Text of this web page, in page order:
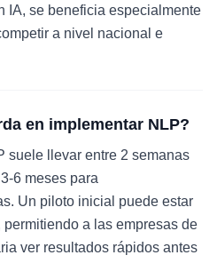
IA, se beneficia especialmente
a nivel nacional e
en implementar NLP?
suele llevar entre 2 semanas
6 meses para
Un piloto inicial puede estar
a las empresas de
ver resultados rápidos antes